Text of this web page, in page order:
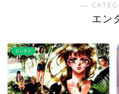
―
エン
エンタメ